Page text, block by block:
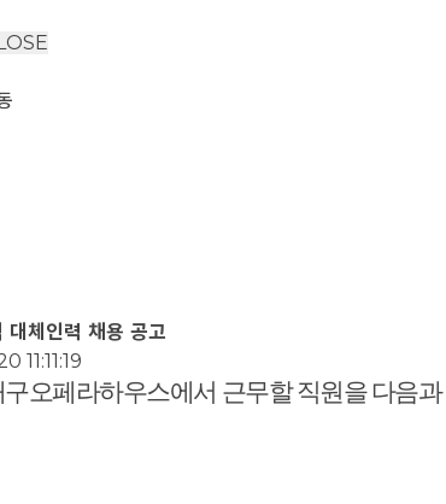
대체인력 채용 공고
11:11:19
오페라하우스에서 근무할 직원을 다음